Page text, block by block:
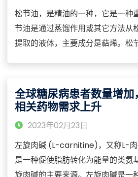
松节油，是精油的一种，它是一种
节油是通过蒸馏作用或其它方法从
提取的液体，主要成分是萜烯。松
出厂的松节油为无色、有特异臭味
久或暴露在空气中会导致颜色逐渐
全球糖尿病患者数量增加
相关药物需求上升
2023年02月23日
左旋肉碱 (L-carnitine)，又称L-肉
是一种促使脂肪转化为能量的类氨